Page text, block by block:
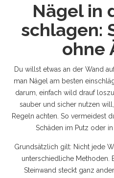
Nägel in
schlagen:
ohne
Du willst etwas an der Wand
man Nägel am besten
darum, einfach wild drauf
sauber und sicher nutzen
Regeln achten. So vermeidest
Schäden im Putz oder
Grundsätzlich gilt: Nicht jede
unterschiedliche Methoden.
Steinwand steckt ganz